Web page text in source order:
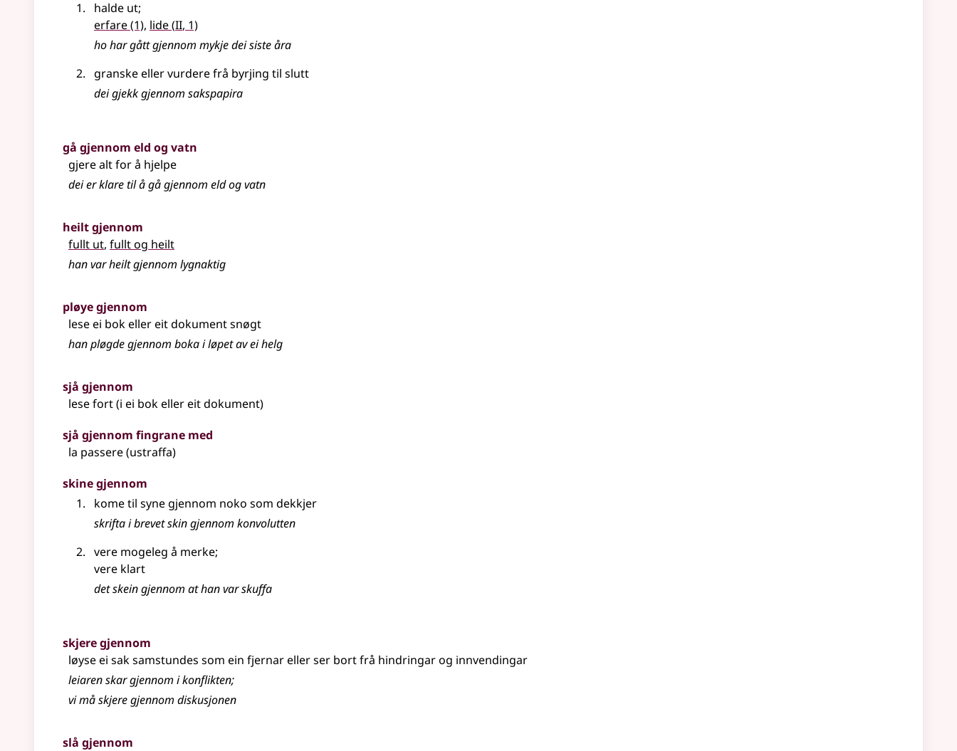
halde ut;
erfare(1), lide(2
II, 1)
ho har gått gjennom mykje dei siste åra
granske eller vurdere frå byrjing til slutt
dei gjekk gjennom sakspapira
gå gjennom eld og vatn
gjere alt for å hjelpe
dei er klare til å gå gjennom eld og vatn
heilt gjennom
fullt ut, fullt og heilt
han var heilt gjennom lygnaktig
pløye gjennom
lese ei bok eller eit dokument snøgt
han pløgde gjennom boka i løpet av ei helg
sjå gjennom
lese fort (i ei bok eller eit dokument)
sjå gjennom fingrane med
la passere (ustraffa)
skine gjennom
kome til syne gjennom noko som dekkjer
skrifta i brevet skin gjennom konvolutten
vere mogeleg å merke;
vere klart
det skein gjennom at han var skuffa
skjere gjennom
løyse ei sak samstundes som ein fjernarellerser bort frå hindringar og innvendingar
leiaren skar gjennom i konflikten;
vi må skjere gjennom diskusjonen
slå gjennom